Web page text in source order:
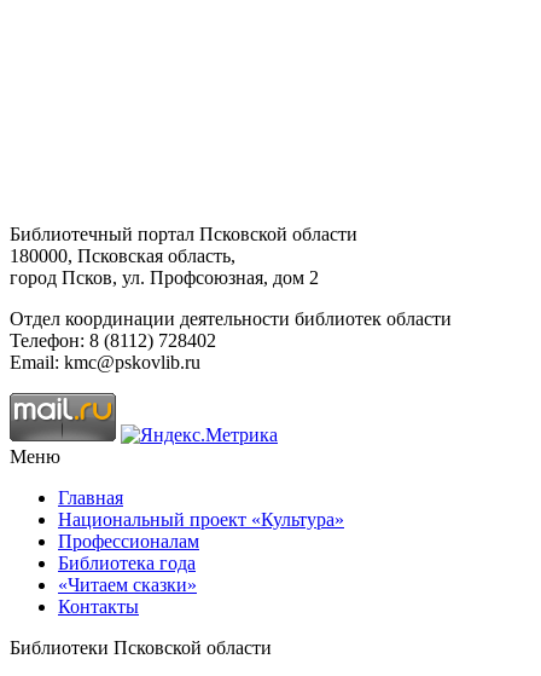
Библиотечный портал Псковской области
180000, Псковская область,
город Псков, ул. Профсоюзная, дом 2
Отдел координации деятельности библиотек области
Телефон: 8 (8112) 728402
Email: kmc@pskovlib.ru
Меню
Главная
Национальный проект «Культура»
Профессионалам
Библиотека года
«Читаем сказки»
Контакты
Библиотеки Псковской области